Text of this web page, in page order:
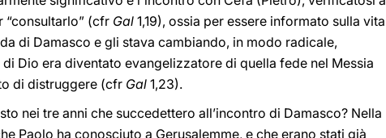
“consultarlo” (cfr Gal 1,19), ossia per essere informato sulla vita
di Damasco e gli stava cambiando, in modo radicale,
Dio era diventato evangelizzatore di quella fede nel Messia
di distruggere (cfr Gal 1,23).
nei tre anni che succedettero all’incontro di Damasco? Nella
Paolo ha conosciuto a Gerusalemme, e che erano stati già